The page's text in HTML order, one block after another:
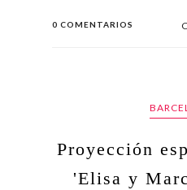
0 COMENTARIOS
Proyección
'Elisa y